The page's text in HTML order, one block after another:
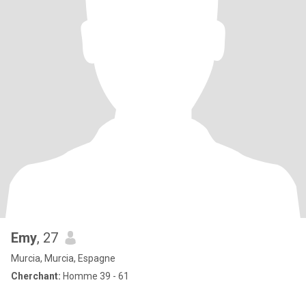
Emy, 27
Murcia, Murcia, Espagne
Cherchant: Homme 39 - 61